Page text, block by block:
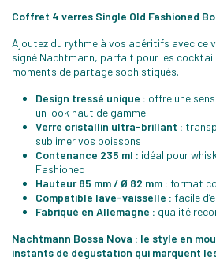
Coffret 4 verres Single Old Fashioned
Ajoutez du rythme à vos apéritifs avec ce
signé Nachtmann, parfait pour les
moments de partage sophistiqués.
Design tressé unique : offre une
un look haut de gamme
Verre cristallin ultra-brillant :
sublimer vos boissons
Contenance 235 ml : idéal pour
Fashioned
Hauteur 85 mm / Ø 82 mm : format
Compatible lave-vaisselle : facile
Fabriqué en Allemagne : qualité
Nachtmann Bossa Nova : le style en
instants de dégustation qui marquent